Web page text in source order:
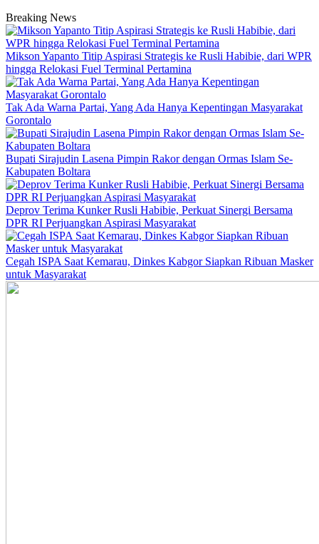
Breaking News
Mikson Yapanto Titip Aspirasi Strategis ke Rusli Habibie, dari WPR
hingga Relokasi Fuel Terminal Pertamina
Tak Ada Warna Partai, Yang Ada Hanya Kepentingan Masyarakat
Gorontalo
Bupati Sirajudin Lasena Pimpin Rakor dengan Ormas Islam Se-
Kabupaten Boltara
Deprov Terima Kunker Rusli Habibie, Perkuat Sinergi Bersama
DPR RI Perjuangkan Aspirasi Masyarakat
Cegah ISPA Saat Kemarau, Dinkes Kabgor Siapkan Ribuan Masker
untuk Masyarakat